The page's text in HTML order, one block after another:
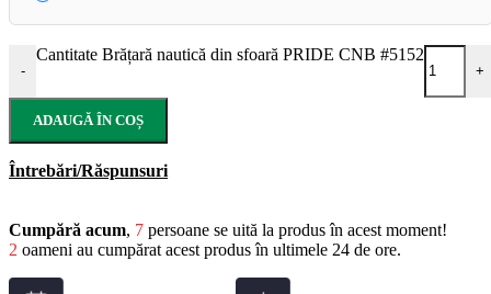
-
Cantitate Brățară nautică din sfoară PRIDE CNB #5152
+
ADAUGĂ ÎN COȘ
Întrebări/Răspunsuri
Cumpără acum, 7 persoane se uită la produs în acest moment!
2 oameni au cumpărat acest produs în ultimele 24 de ore.